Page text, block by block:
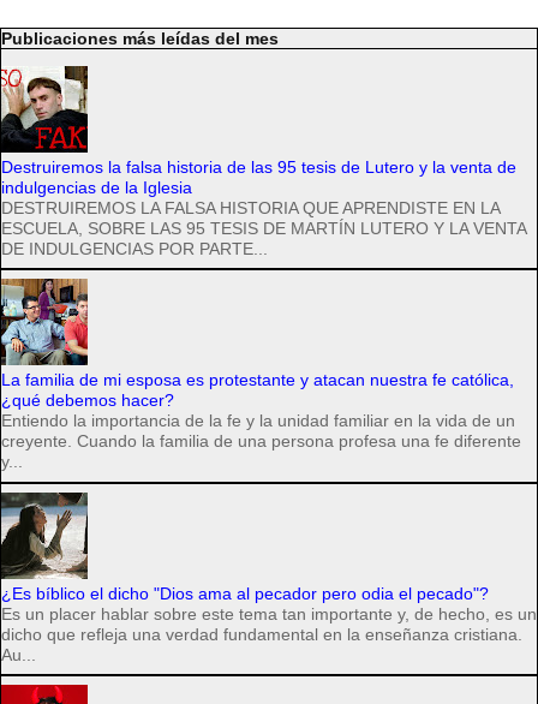
Publicaciones más leídas del mes
Destruiremos la falsa historia de las 95 tesis de Lutero y la venta de
indulgencias de la Iglesia
DESTRUIREMOS LA FALSA HISTORIA QUE APRENDISTE EN LA
ESCUELA, SOBRE LAS 95 TESIS DE MARTÍN LUTERO Y LA VENTA
DE INDULGENCIAS POR PARTE...
La familia de mi esposa es protestante y atacan nuestra fe católica,
¿qué debemos hacer?
Entiendo la importancia de la fe y la unidad familiar en la vida de un
creyente. Cuando la familia de una persona profesa una fe diferente
y...
¿Es bíblico el dicho "Dios ama al pecador pero odia el pecado"?
Es un placer hablar sobre este tema tan importante y, de hecho, es un
dicho que refleja una verdad fundamental en la enseñanza cristiana.
Au...